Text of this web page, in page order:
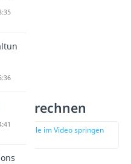
berechnen
zur Stelle im Video springen